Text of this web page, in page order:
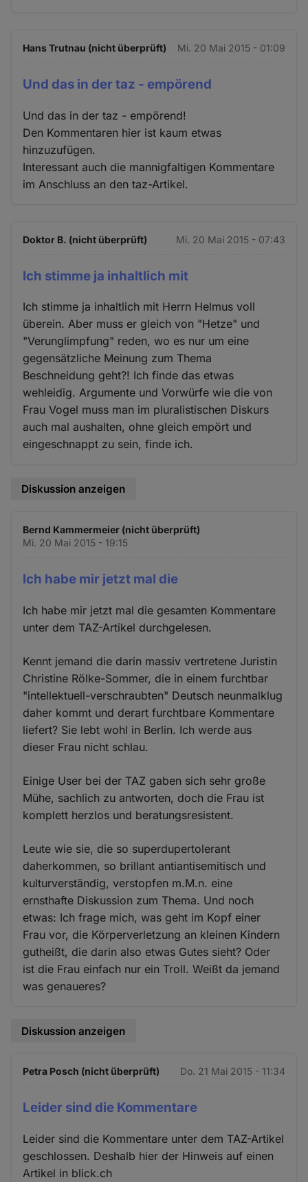
Hans Trutnau (nicht überprüft) Mi. 20 Mai 2015 - 01:09
Und das in der taz - empörend
Und das in der taz - empörend!
Den Kommentaren hier ist kaum etwas
hinzuzufügen.
Interessant auch die mannigfaltigen Kommentare
im Anschluss an den taz-Artikel.
Doktor B. (nicht überprüft) Mi. 20 Mai 2015 - 07:43
Ich stimme ja inhaltlich mit
Ich stimme ja inhaltlich mit Herrn Helmus voll
überein. Aber muss er gleich von "Hetze" und
"Verunglimpfung" reden, wo es nur um eine
gegensätzliche Meinung zum Thema
Beschneidung geht?! Ich finde das etwas
wehleidig. Argumente und Vorwürfe wie die von
Frau Vogel muss man im pluralistischen Diskurs
auch mal aushalten, ohne gleich empört und
eingeschnappt zu sein, finde ich.
Diskussion anzeigen
Bernd Kammermeier (nicht überprüft)
Mi. 20 Mai 2015 - 19:15
Ich habe mir jetzt mal die
Ich habe mir jetzt mal die gesamten Kommentare
unter dem TAZ-Artikel durchgelesen.
Kennt jemand die darin massiv vertretene Juristin
Christine Rölke-Sommer, die in einem furchtbar
"intellektuell-verschraubten" Deutsch neunmalklug
daher kommt und derart furchtbare Kommentare
liefert? Sie lebt wohl in Berlin. Ich werde aus
dieser Frau nicht schlau.
Einige User bei der TAZ gaben sich sehr große
Mühe, sachlich zu antworten, doch die Frau ist
komplett herzlos und beratungsresistent.
Leute wie sie, die so superdupertolerant
daherkommen, so brillant antiantisemitisch und
kulturverständig, verstopfen m.M.n. eine
ernsthafte Diskussion zum Thema. Und noch
etwas: Ich frage mich, was geht im Kopf einer
Frau vor, die Körperverletzung an kleinen Kindern
gutheißt, die darin also etwas Gutes sieht? Oder
ist die Frau einfach nur ein Troll. Weißt da jemand
was genaueres?
Diskussion anzeigen
Petra Posch (nicht überprüft) Do. 21 Mai 2015 - 11:34
Leider sind die Kommentare
Leider sind die Kommentare unter dem TAZ-Artikel
geschlossen. Deshalb hier der Hinweis auf einen
Artikel in blick.ch